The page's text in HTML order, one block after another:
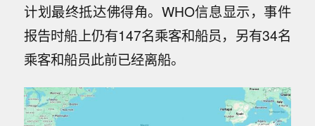
计划最终抵达佛得角。WHO信息显示，事件
报告时船上仍有147名乘客和船员，另有34名
乘客和船员此前已经离船。